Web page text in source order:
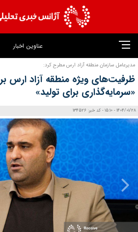
عناوین اخبار
مدیرعامل سازمان منطقه آزاد ارس مطرح کرد:
ظرفیت‌های ویژه منطقه آزاد ارس
«سرمایه‌گذاری برای تولید»
1404/01/28 - 15:10 - کد خبر: 134526